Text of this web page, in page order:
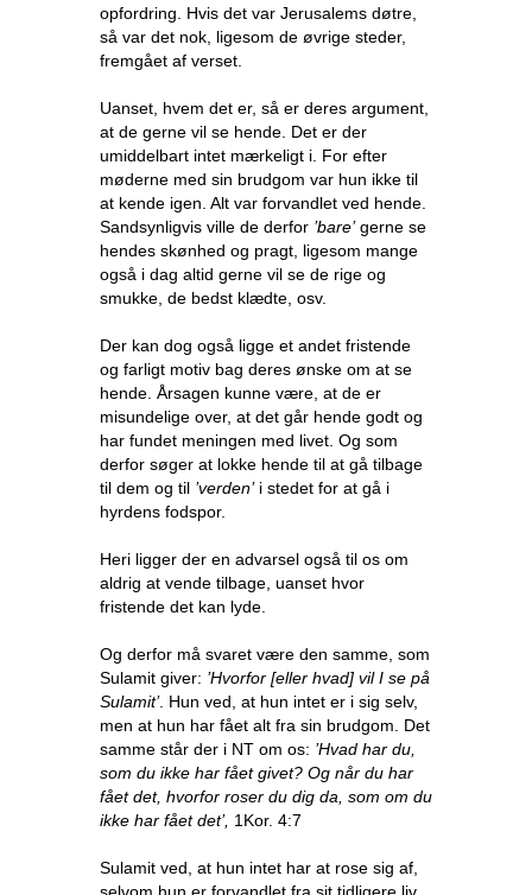
opfordring. Hvis det var Jerusalems døtre,
så var det nok, ligesom de øvrige steder,
fremgået af verset.
Uanset, hvem det er, så er deres argument,
at de gerne vil se hende. Det er der
umiddelbart intet mærkeligt i. For efter
møderne med sin brudgom var hun ikke til
at kende igen. Alt var forvandlet ved hende.
Sandsynligvis ville de derfor ’bare’gerne se
hendes skønhed og pragt, ligesom mange
også i dag altid gerne vil se de rige og
smukke, de bedst klædte, osv.
Der kan dog også ligge et andet fristende
og farligt motiv bag deres ønske om at se
hende. Årsagen kunne være, at de er
misundelige over, at det går hende godt og
har fundet meningen med livet. Og som
derfor søger at lokke hende til at gå tilbage
til dem og til ’verden’i stedet for at gå i
hyrdens fodspor.
Heri ligger der en advarsel også til os om
aldrig at vende tilbage, uanset hvor
fristende det kan lyde.
Og derfor må svaret være den samme, som
Sulamit giver: ’Hvorfor [eller hvad] vil I se på
Sulamit’. Hun ved, at hun intet er i sig selv,
men at hun har fået alt fra sin brudgom. Det
samme står der i NT om os: ’Hvad har du,
som du ikke har fået givet? Og når du har
fået det, hvorfor roser du dig da, som om du
ikke har fået det’, 1Kor. 4:7
Sulamit ved, at hun intet har at rose sig af,